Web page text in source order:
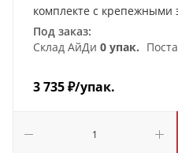
комплекте с крепежными
Под заказ:
Склад АйДи 0 упак.
3 735₽/упак.